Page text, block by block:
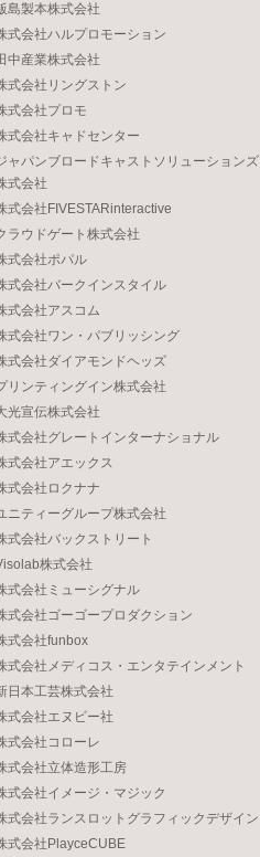
島製本株式会社
式会社ハルプロモーション
中産業株式会社
式会社リングストン
式会社プロモ
式会社キャドセンター
ャパンブロードキャストソリューションズ
式会社
式会社FIVESTARinteractive
ラウドゲート株式会社
式会社ポパル
式会社バークインスタイル
式会社アスコム
式会社ワン・パブリッシング
式会社ダイアモンドヘッズ
リンティングイン株式会社
光宣伝株式会社
式会社グレートインターナショナル
式会社アエックス
式会社ロクナナ
ニティーグループ株式会社
式会社バックストリート
株式会社
式会社ミューシグナル
式会社ゴーゴープロダクション
式会社funbox
式会社メディコス・エンタテインメント
日本工芸株式会社
式会社エヌビー社
式会社コローレ
式会社立体造形工房
式会社イメージ・マジック
式会社ランスロットグラフィックデザイン
式会社PlayceCUBE